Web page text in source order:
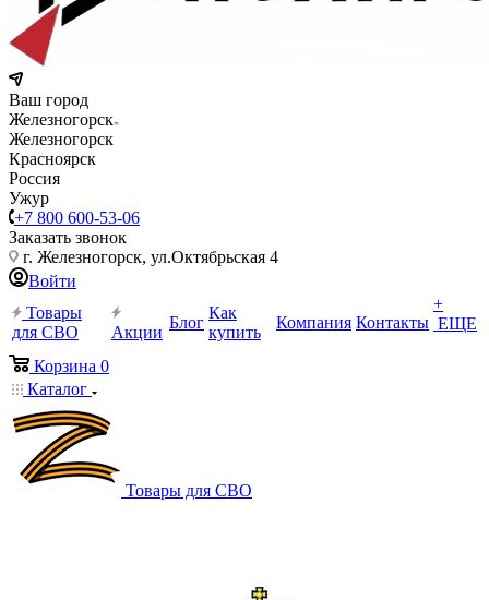
Ваш город
Железногорск
Железногорск
Красноярск
Россия
Ужур
+7 800 600-53-06
Заказать звонок
г. Железногорск, ул.Октябрьская 4
Войти
Товары
для СВО
Акции
Блог
Как
купить
Компания Контакты
+
ЕЩЕ
Корзина 0
Каталог
Товары для СВО